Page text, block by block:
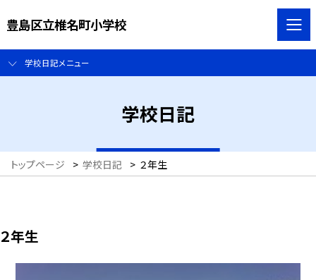
豊島区立椎名町小学校
学校日記メニュー
学校日記
トップページ > 学校日記 > ２年生
２年生